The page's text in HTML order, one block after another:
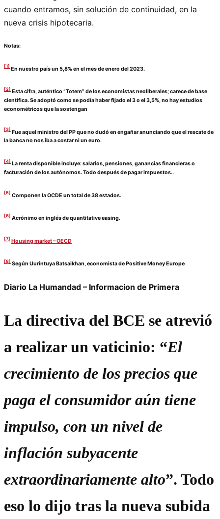
cuando entramos, sin solución de continuidad, en la
nueva crisis hipotecaria.
Notas:
[1] En nuestro país un 5,8% en el mes de enero del 2023.
[2] Esta cifra, auténtico “Totem” de los economistas neoliberales; carece de base
científica. Se adoptó como se podía haber fijado el 3 o el 3,5%, no hay estudios
econométricos que la sostengan
[3] Fue aquel ministro del PP que no dudó en engañar anunciando que el rescate de
la banca no nos iba a costar ni un euro.
[4] La renta disponible incluye: salarios, pensiones, ganancias financieras o
facturación de los autónomos. Todo después de pagar impuestos..
[5] Componen la OCDE un total de 38 estados.
[6] Acrónimo en inglés de quantitative easing.
[7] Housing market – OECD
[8] Según Uurintuya Batsaikhan, economista de Positive Money Europe
Diario La Humandad – Informacion de Primera
La directiva del BCE se atrevió
a realizar un vaticinio: “El
crecimiento de los precios que
paga el consumidor aún tiene
impulso, con un nivel de
inflación subyacente
extraordinariamente alto”. Todo
eso lo dijo tras la nueva subida